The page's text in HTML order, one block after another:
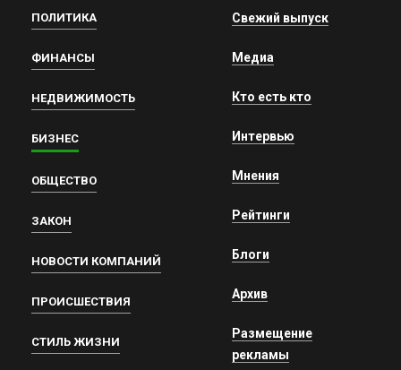
ПОЛИТИКА
ФИНАНСЫ
НЕДВИЖИМОСТЬ
БИЗНЕС
ОБЩЕСТВО
ЗАКОН
НОВОСТИ КОМПАНИЙ
ПРОИСШЕСТВИЯ
СТИЛЬ ЖИЗНИ
Свежий выпуск
Медиа
Кто есть кто
Интервью
Мнения
Рейтинги
Блоги
Архив
Размещение
рекламы